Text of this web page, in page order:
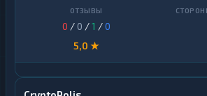
0 / 0 /1 /0
5,0 ★